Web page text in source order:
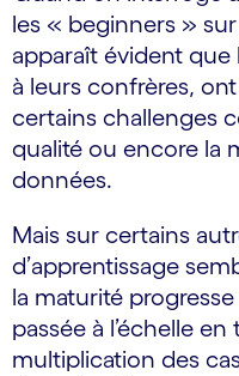
les « beginners »
apparaît évident que
à leurs confrères,
certains challenges
qualité ou encore la
données.
Mais sur certains
d’apprentissage
la maturité
passée à l’échelle en
multiplication des